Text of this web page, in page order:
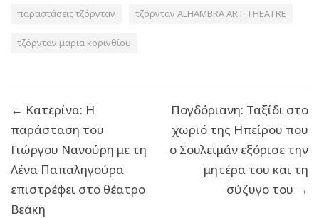
παραστάσεις τζόρνταν τζόρνταν ALHAMBRA ART THEATRE
τζόρνταν μαρια κορινθίου
άρθρων
← Κατερίνα: Η
παράσταση του
Γιώργου Νανούρη με τη
Λένα Παπαληγούρα
επιστρέφει στο θέατρο
Βεάκη
Πογδόριανη: Ταξίδι στο
χωριό της Ηπείρου που
ο Σουλεϊμάν εξόρισε την
μητέρα του και τη
σύζυγο του →